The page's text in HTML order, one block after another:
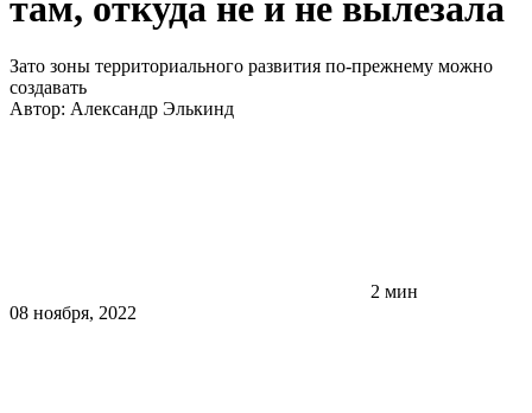
Зато зоны территориального развития по-прежнему можно
создавать
Автор: Александр Элькинд
2 мин
08 ноября, 2022